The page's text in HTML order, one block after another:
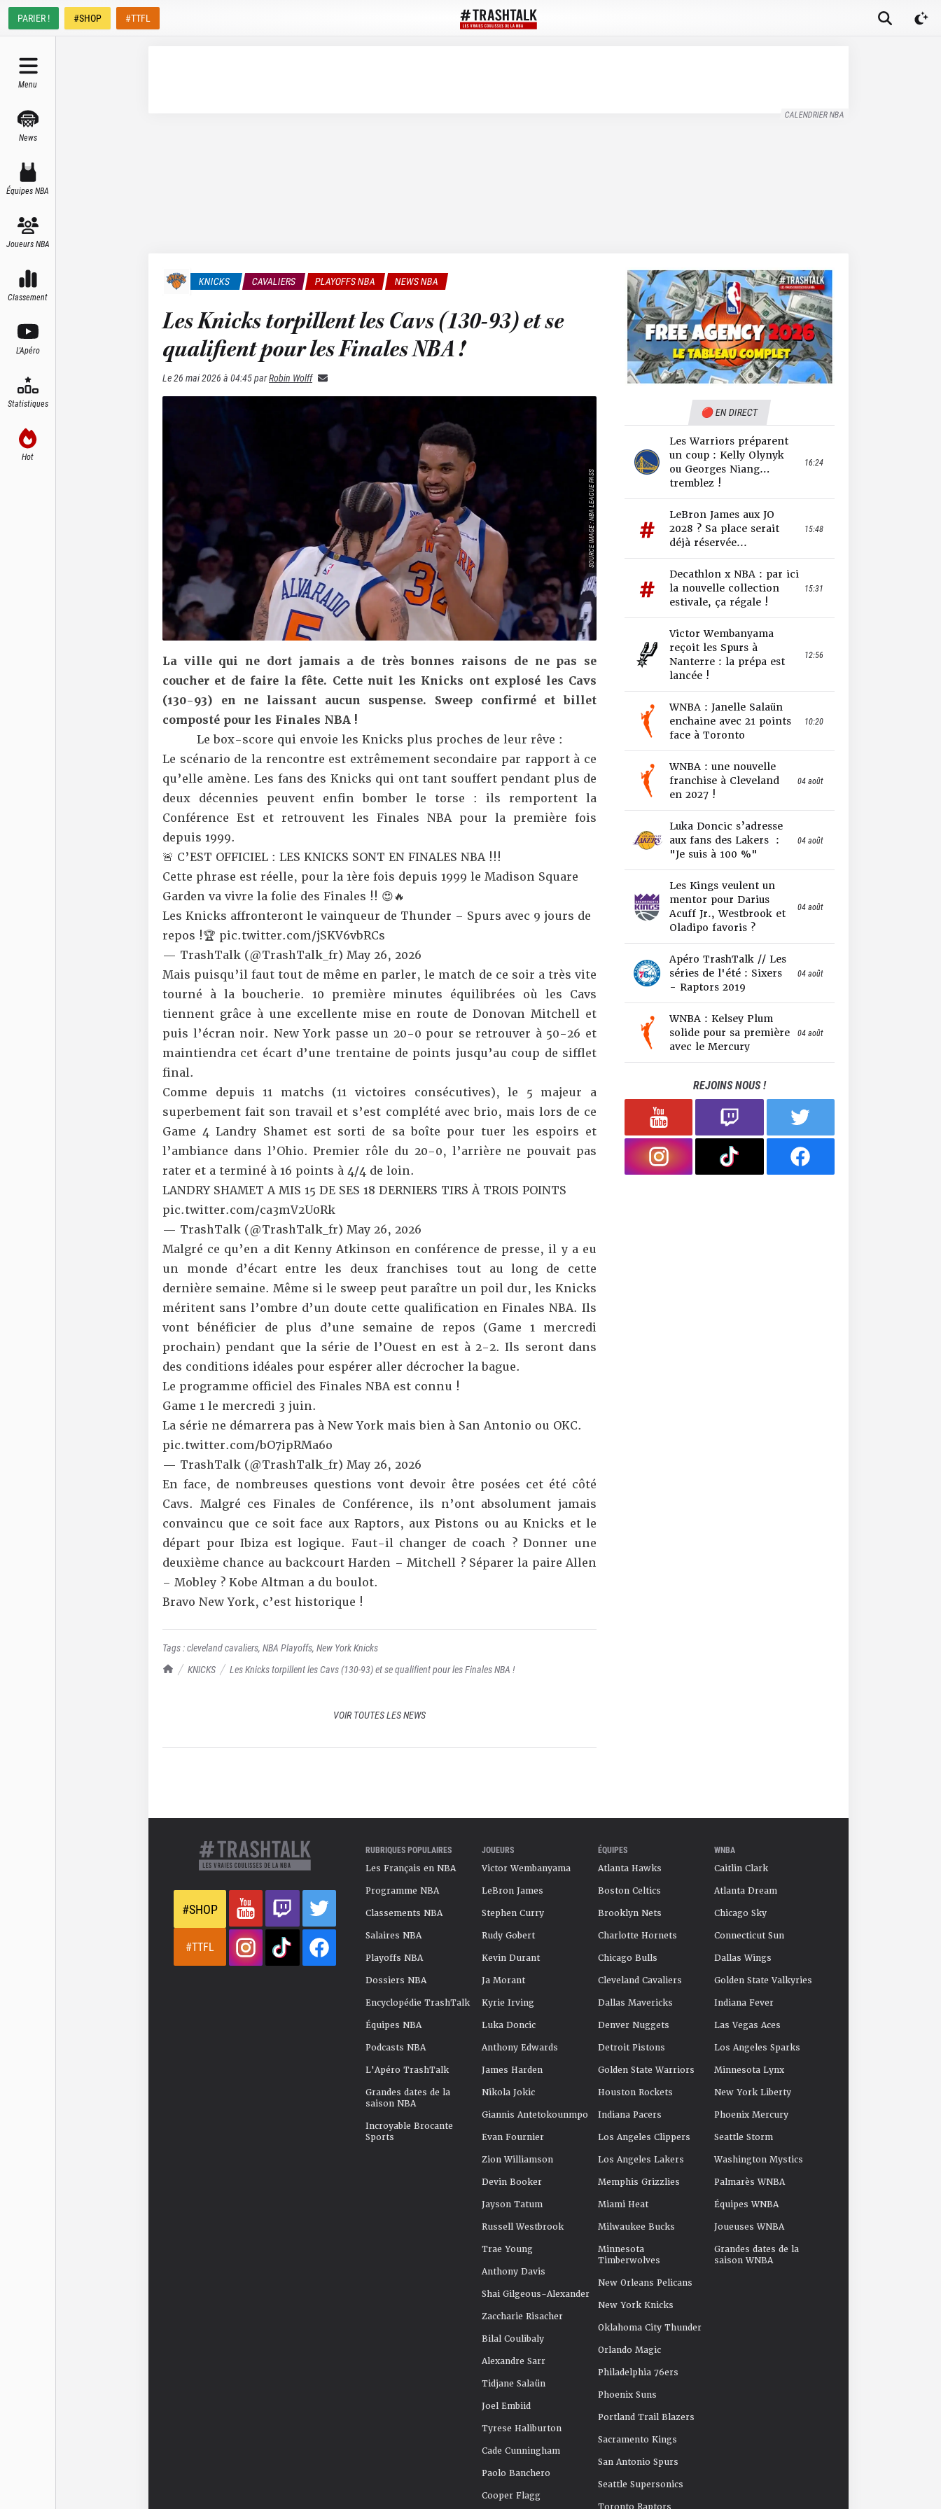
PARIER ! #SHOP #TTFL
Menu
News
Équipes NBA
Joueurs NBA
Classement
L'Apéro
Statistiques
Hot
CALENDRIER NBA
TrashTalk Actu NBA
KNICKS Les Knicks torpillent les Cavs (130-93) et se qualifient pour les Finales NBA !
KNICKS CAVALIERS PLAYOFFS NBA NEWS NBA
Les Knicks torpillent les Cavs (130-93) et se
qualifient pour les Finales NBA !
Le26 mai 2026 à 04:45parRobin Wolff
SOURCE IMAGE : NBA LEAGUE PASS
La ville qui ne dort jamais a de très bonnes raisons de ne pas se
coucher et de faire la fête. Cette nuit les Knicks ont explosé les Cavs
(130-93) en ne laissant aucun suspense. Sweep confirmé et billet
composté pour les Finales NBA !
Le box-score qui envoie les Knicks plus proches de leur rêve :
Le scénario de la rencontre est extrêmement secondaire par rapport à ce
qu’elle amène. Les fans des Knicks qui ont tant souffert pendant plus de
deux décennies peuvent enfin bomber le torse : ils remportent la
Conférence Est et retrouvent les Finales NBA pour la première fois
depuis 1999.
🚨 C’EST OFFICIEL : LES KNICKS SONT EN FINALES NBA !!!
Cette phrase est réelle, pour la 1ère fois depuis 1999 le Madison Square
Garden va vivre la folie des Finales !! 😍🔥
Les Knicks affronteront le vainqueur de Thunder – Spurs avec 9 jours de
repos !🏆 pic.twitter.com/jSKV6vbRCs
— TrashTalk (@TrashTalk_fr) May 26, 2026
Mais puisqu’il faut tout de même en parler, le match de ce soir a très vite
tourné à la boucherie. 10 première minutes équilibrées où les Cavs
tiennent grâce à une excellente mise en route de Donovan Mitchell et
puis l’écran noir. New York passe un 20-0 pour se retrouver à 50-26 et
maintiendra cet écart d’une trentaine de points jusqu’au coup de sifflet
final.
Comme depuis 11 matchs (11 victoires consécutives), le 5 majeur a
superbement fait son travail et s’est complété avec brio, mais lors de ce
Game 4 Landry Shamet est sorti de sa boîte pour tuer les espoirs et
l’ambiance dans l’Ohio. Premier rôle du 20-0, l’arrière ne pouvait pas
rater et a terminé à 16 points à 4/4 de loin.
LANDRY SHAMET A MIS 15 DE SES 18 DERNIERS TIRS À TROIS POINTS
pic.twitter.com/ca3mV2U0Rk
— TrashTalk (@TrashTalk_fr) May 26, 2026
Malgré ce qu’en a ditKenny Atkinson en conférence de presse, il y a eu
un monde d’écart entre les deux franchises tout au long de cette
dernière semaine. Même si le sweep peut paraître un poil dur, les Knicks
méritent sans l’ombre d’un doute cette qualification en Finales NBA. Ils
vont bénéficier de plus d’une semaine de repos (Game 1 mercredi
prochain) pendant que la série de l’Ouest en est à 2-2. Ils seront dans
des conditions idéales pour espérer aller décrocher la bague.
Le programme officiel des Finales NBA est connu !
Game 1 le mercredi 3 juin.
La série ne démarrera pas à New York mais bien à San Antonio ou OKC.
pic.twitter.com/bO7ipRMa6o
— TrashTalk (@TrashTalk_fr) May 26, 2026
En face, de nombreuses questions vont devoir être posées cet été côté
Cavs. Malgré ces Finales de Conférence, ils n’ont absolument jamais
convaincu que ce soit face aux Raptors, aux Pistons ou au Knicks et le
départ pour Ibiza est logique. Faut-il changer de coach ? Donner une
deuxième chance au backcourt Harden – Mitchell ? Séparer la paire Allen
– Mobley ? Kobe Altman a du boulot.
Bravo New York, c’est historique !
Tags :cleveland cavaliers, NBA Playoffs, New York Knicks
VOIR TOUTES LES NEWS
🔴 EN DIRECT
Les Warriors préparent
un coup : Kelly Olynyk
ou Georges Niang…
tremblez !
16:24
LeBron James aux JO
2028 ? Sa place serait
déjà réservée...
15:48
Decathlon x NBA : par ici
la nouvelle collection
estivale, ça régale !
15:31
Victor Wembanyama
reçoit les Spurs à
Nanterre : la prépa est
lancée !
12:56
WNBA : Janelle Salaün
enchaine avec 21 points
face à Toronto
10:20
WNBA : une nouvelle
franchise à Cleveland
en 2027 !
04 août
Luka Doncic s’adresse
aux fans des Lakers :
"Je suis à 100 %"
04 août
Les Kings veulent un
mentor pour Darius
Acuff Jr., Westbrook et
Oladipo favoris ?
04 août
Apéro TrashTalk // Les
séries de l'été : Sixers
- Raptors 2019
04 août
WNBA : Kelsey Plum
solide pour sa première
avec le Mercury
04 août
REJOINS NOUS !
#SHOP
#TTFL
RUBRIQUES POPULAIRES
Les Français en NBA
Programme NBA
Classements NBA
Salaires NBA
Playoffs NBA
Dossiers NBA
Encyclopédie TrashTalk
Équipes NBA
Podcasts NBA
L'Apéro TrashTalk
Grandes dates de la
saison NBA
Incroyable Brocante
Sports
JOUEURS
Victor Wembanyama
LeBron James
Stephen Curry
Rudy Gobert
Kevin Durant
Ja Morant
Kyrie Irving
Luka Doncic
Anthony Edwards
James Harden
Nikola Jokic
Giannis Antetokounmpo
Evan Fournier
Zion Williamson
Devin Booker
Jayson Tatum
Russell Westbrook
Trae Young
Anthony Davis
Shai Gilgeous-Alexander
Zaccharie Risacher
Bilal Coulibaly
Alexandre Sarr
Tidjane Salaün
Joel Embiid
Tyrese Haliburton
Cade Cunningham
Paolo Banchero
Cooper Flagg
ÉQUIPES
Atlanta Hawks
Boston Celtics
Brooklyn Nets
Charlotte Hornets
Chicago Bulls
Cleveland Cavaliers
Dallas Mavericks
Denver Nuggets
Detroit Pistons
Golden State Warriors
Houston Rockets
Indiana Pacers
Los Angeles Clippers
Los Angeles Lakers
Memphis Grizzlies
Miami Heat
Milwaukee Bucks
Minnesota
Timberwolves
New Orleans Pelicans
New York Knicks
Oklahoma City Thunder
Orlando Magic
Philadelphia 76ers
Phoenix Suns
Portland Trail Blazers
Sacramento Kings
San Antonio Spurs
Seattle Supersonics
WNBA
Caitlin Clark
Atlanta Dream
Chicago Sky
Connecticut Sun
Dallas Wings
Golden State Valkyries
Indiana Fever
Las Vegas Aces
Los Angeles Sparks
Minnesota Lynx
New York Liberty
Phoenix Mercury
Seattle Storm
Washington Mystics
Palmarès WNBA
Équipes WNBA
Joueuses WNBA
Grandes dates de la
saison WNBA